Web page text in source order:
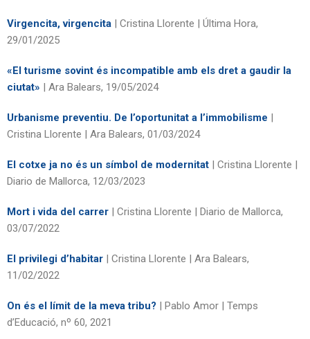
Virgencita, virgencita | Cristina Llorente | Última Hora,
29/01/2025
«El turisme sovint és incompatible amb els dret a gaudir la
ciutat» | Ara Balears, 19/05/2024
Urbanisme preventiu. De l’oportunitat a l’immobilisme |
Cristina Llorente | Ara Balears, 01/03/2024
El cotxe ja no és un símbol de modernitat | Cristina Llorente |
Diario de Mallorca, 12/03/2023
Mort i vida del carrer | Cristina Llorente | Diario de Mallorca,
03/07/2022
El privilegi d’habitar | Cristina Llorente | Ara Balears,
11/02/2022
On és el límit de la meva tribu? | Pablo Amor | Temps
d’Educació, nº 60, 2021